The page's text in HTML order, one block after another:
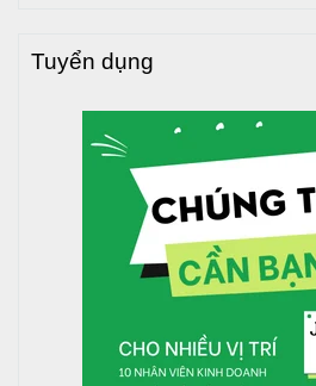
Tuyển dụng